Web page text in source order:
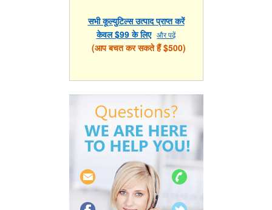
सभी कूल्युटिल्स उत्पाद प्राप्त करें
केवल $99 के लिए और पढ़ें
(आप बचत कर सकते हैं $500)